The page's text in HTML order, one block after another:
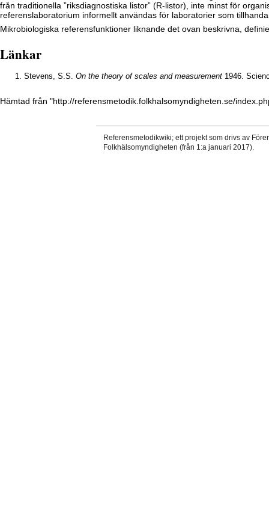
från traditionella ”riksdiagnostiska listor” (R-listor), inte minst för
referenslaboratorium informellt användas för laboratorier som
Mikrobiologiska referensfunktioner liknande det ovan beskrivna,
Länkar
Stevens, S.S. On the theory of scales and measurement 1946.
Hämtad från "http://referensmetodik.folkhalsomyndigheten.se/
Referensmetodikwiki; ett projekt som drivs av
Folkhälsomyndigheten (från 1:a januari 2017).